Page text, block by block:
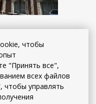
чтобы
"Принять все",
всех файлов
чтобы управлять
местах
получите
и
деловых